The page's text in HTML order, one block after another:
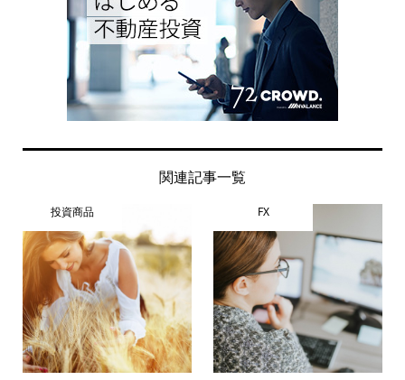
関連記事一覧
投資商品 FX